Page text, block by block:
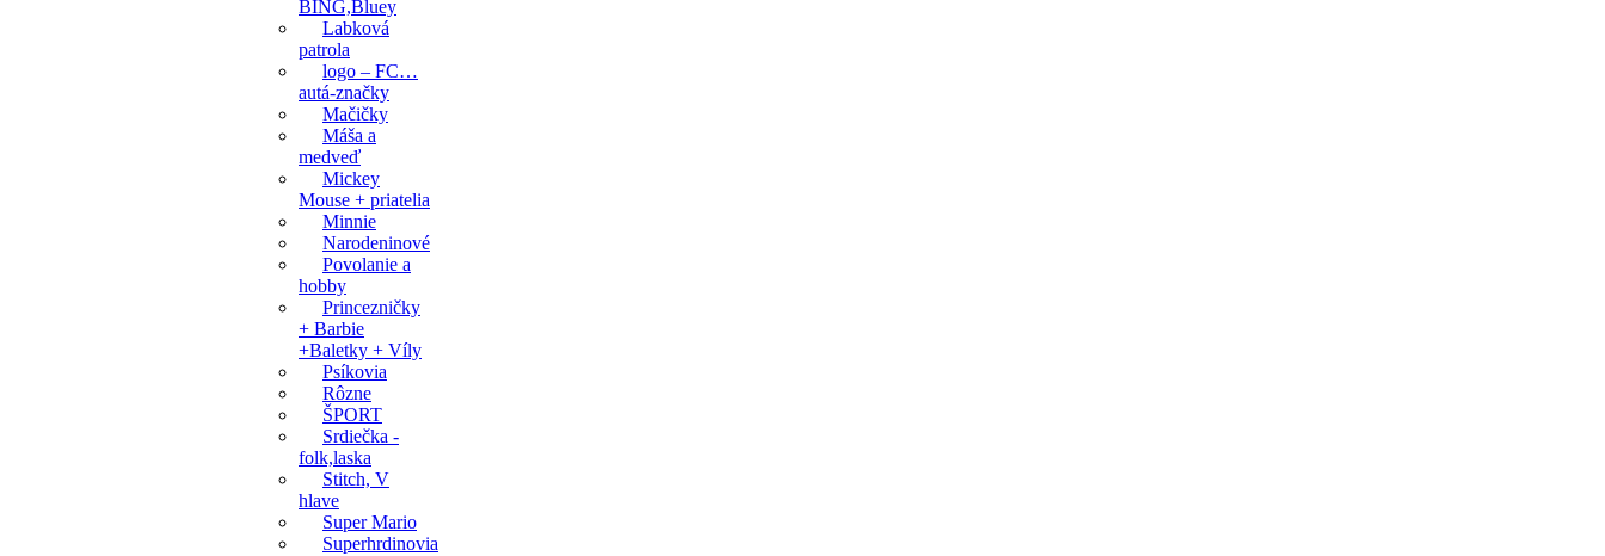
BING,Bluey
Labková
patrola
logo – FC…
autá-značky
Mačičky
Máša a
medveď
Mickey
Mouse + priatelia
Minnie
Narodeninové
Povolanie a
hobby
Princezničky
+ Barbie
+Baletky + Víly
Psíkovia
Rôzne
ŠPORT
Srdiečka -
folk,laska
Stitch, V
hlave
Super Mario
Superhrdinovia